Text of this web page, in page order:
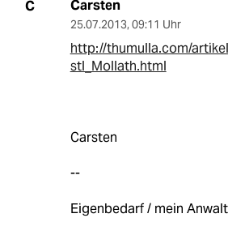
C Carsten
25.07.2013, 09:11 Uhr
http://thumulla.com/
stl_Mollath.html
Carsten
--
Eigenbedarf / mein Anwalt